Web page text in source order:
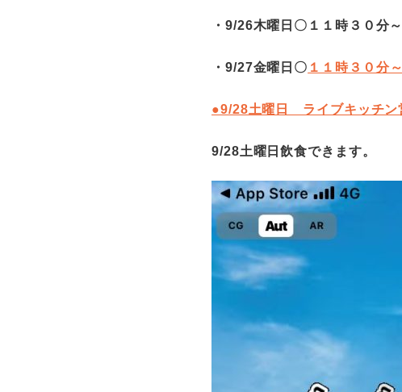
・9/26木曜日〇１１時３０
・9/27金曜日〇 １１時３０分
●9/28土曜日 ライブキッチ
9/28土曜日飲食できます。